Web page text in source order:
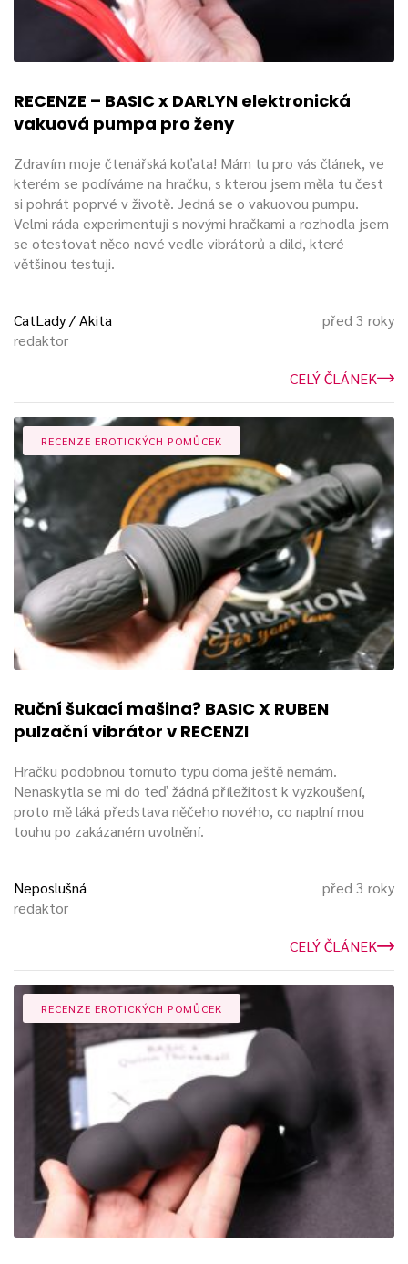
RECENZE – BASIC x DARLYN elektronická
vakuová pumpa pro ženy
Zdravím moje čtenářská koťata! Mám tu pro vás článek, ve
kterém se podíváme na hračku, s kterou jsem měla tu čest
si pohrát poprvé v životě. Jedná se o vakuovou pumpu.
Velmi ráda experimentuji s novými hračkami a rozhodla jsem
se otestovat něco nové vedle vibrátorů a dild, které
většinou testuji.
CatLady / Akita
redaktor
před 3 roky
CELÝ ČLÁNEK
RECENZE EROTICKÝCH POMŮCEK
Ruční šukací mašina? BASIC X RUBEN
pulzační vibrátor v RECENZI
Hračku podobnou tomuto typu doma ještě nemám.
Nenaskytla se mi do teď žádná příležitost k vyzkoušení,
proto mě láká představa něčeho nového, co naplní mou
touhu po zakázaném uvolnění.
Neposlušná
redaktor
před 3 roky
CELÝ ČLÁNEK
RECENZE EROTICKÝCH POMŮCEK